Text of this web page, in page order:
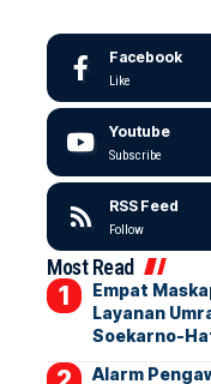
Facebook
Like
Youtube
Subscribe
RSS Feed
Follow
Most Read
Empat
Layanan
Soekarno-
Alarm